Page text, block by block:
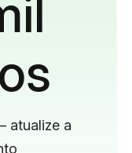
atualize a